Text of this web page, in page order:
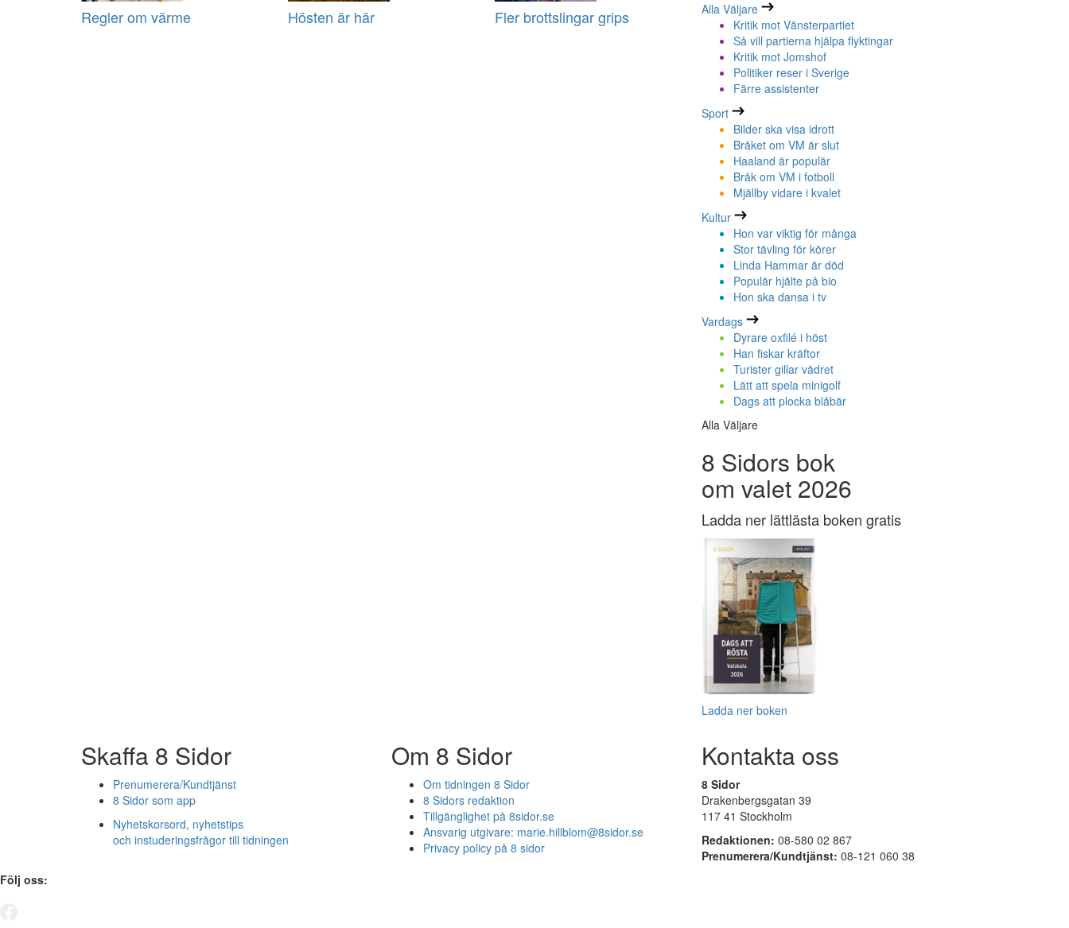
Regler om värme Hösten är här Fler brottslingar grips
Alla Väljare
Kritik mot Vänsterpartiet
Så vill partierna hjälpa flyktingar
Kritik mot Jomshof
Politiker reser i Sverige
Färre assistenter
Sport
Bilder ska visa idrott
Bråket om VM är slut
Haaland är populär
Bråk om VM i fotboll
Mjällby vidare i kvalet
Kultur
Hon var viktig för många
Stor tävling för körer
Linda Hammar är död
Populär hjälte på bio
Hon ska dansa i tv
Vardags
Dyrare oxfilé i höst
Han fiskar kräftor
Turister gillar vädret
Lätt att spela minigolf
Dags att plocka blåbär
Alla Väljare
8 Sidors bok
om valet 2026
Ladda ner lättlästa boken gratis
Ladda ner boken
Skaffa 8 Sidor
Prenumerera/Kundtjänst
8 Sidor som app
Nyhetskorsord, nyhetstips
och instuderingsfrågor till tidningen
Om 8 Sidor
Om tidningen 8 Sidor
8 Sidors redaktion
Tillgänglighet på 8sidor.se
Ansvarig utgivare: marie.hillblom@8sidor.se
Privacy policy på 8 sidor
Kontakta oss
8 Sidor
Drakenbergsgatan 39
117 41 Stockholm
Redaktionen: 08-580 02 867
Prenumerera/Kundtjänst: 08-121 060 38
Följ oss: